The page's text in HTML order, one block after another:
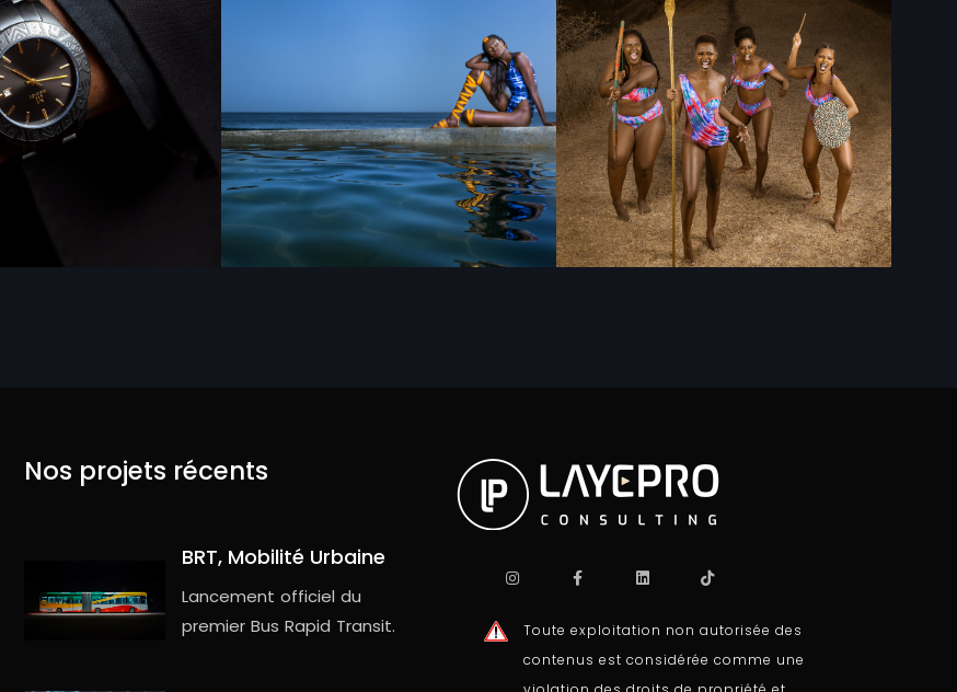
Nos projets récents
BRT, Mobilité Urbaine
Lancement officiel du
premier Bus Rapid Transit.
Toute exploitation non autorisée des
contenus est considérée comme une